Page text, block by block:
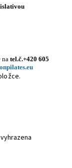
na tel.č.+420 605